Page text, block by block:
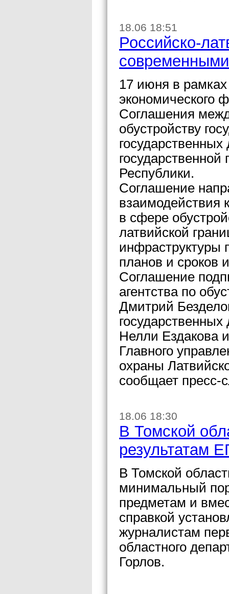
18.06 18:51
Российско-
17 июня в рамках
экономического
Соглашения
обустройству
Республики.
Соглашение
взаимодействия
в сфере
латвийской
инфраструктуры
планов и сроков
Соглашение
агентства по
Дмитрий
Нелли Ездакова
Главного
охраны
сообщает
18.06 18:30
В Томской
результатам
В Томской
минимальный
предметам и
справкой
журналистам
областного
Горлов.